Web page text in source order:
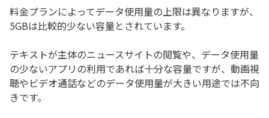
料金プランによってデータ使用量の上限は異なりますが、
5GBは比較的少ない容量とされています。
テキストが主体のニュースサイトの閲覧や、データ使用量
の少ないアプリの利用であれば十分な容量ですが、動画視
聴やビデオ通話などのデータ使用量が大きい用途では不向
きです。